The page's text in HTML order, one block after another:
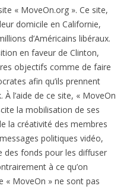
« MoveOn.org ». Ce site,
domicile en Californie,
d’Américains libéraux.
en faveur de Clinton,
objectifs comme de faire
afin qu’ils prennent
l’aide de ce site, « MoveOn
la mobilisation de ses
la créativité des membres
politiques vidéo,
des fonds pour les diffuser
à ce qu’on
« MoveOn » ne sont pas